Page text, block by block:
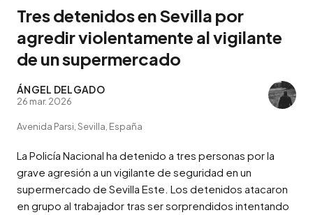
Tres detenidos en Sevilla por
agredir violentamente al vigilante
de un supermercado
ÁNGEL DELGADO
26 mar. 2026
Avenida Parsi, Sevilla, España
La Policía Nacional ha detenido a tres personas por la
grave agresión a un vigilante de seguridad en un
supermercado de Sevilla Este. Los detenidos atacaron
en grupo al trabajador tras ser sorprendidos intentando